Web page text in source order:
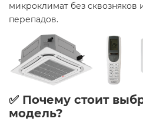
микроклимат без сквозняков
перепадов.
✅ Почему стоит
модель?